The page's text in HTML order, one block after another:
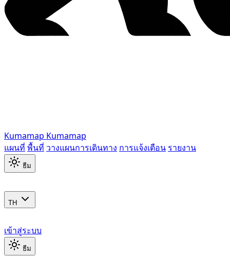
Kumamap Kumamap
แผนที่ พื้นที่ วางแผนการเดินทาง การแจ้งเตือน รายงาน
ธีม
TH
เข้าสู่ระบบ
ธีม